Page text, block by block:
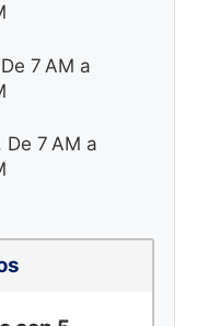
7 AM a
De 7 AM a